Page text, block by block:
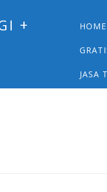
+
Skip
content
HOME
JASA